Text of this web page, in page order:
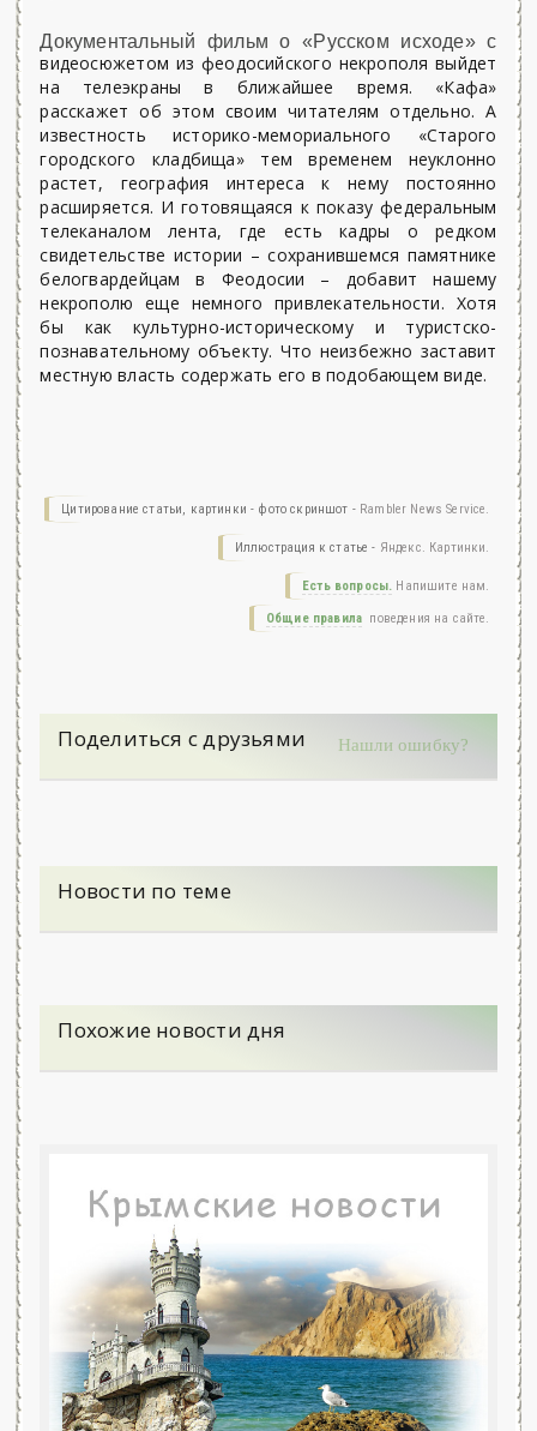
Документальный фильм о «Русском исходе» с
видеосюжетом из феодосийского некрополя выйдет
на телеэкраны в ближайшее время. «Кафа»
расскажет об этом своим читателям отдельно. А
известность историко-мемориального «Старого
городского кладбища» тем временем неуклонно
растет, география интереса к нему постоянно
расширяется. И готовящаяся к показу федеральным
телеканалом лента, где есть кадры о редком
свидетельстве истории – сохранившемся памятнике
белогвардейцам в Феодосии – добавит нашему
некрополю еще немного привлекательности. Хотя
бы как культурно-историческому и туристско-
познавательному объекту. Что неизбежно заставит
местную власть содержать его в подобающем виде.
Цитирование статьи, картинки - фото скриншот - Rambler News Service.
Иллюстрация к статье - Яндекс. Картинки.
Есть вопросы. Напишите нам.
Общие правила поведения на сайте.
Поделиться с друзьями Нашли ошибку?
Новости по теме
Похожие новости дня